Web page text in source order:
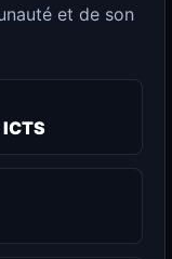
et de son
جــهــاز مــكــافــحــه الارهــاب ICTS